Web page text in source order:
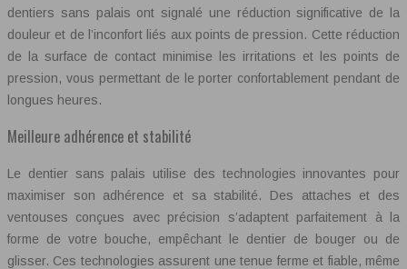
dentiers sans palais ont signalé une réduction significative de la
douleur et de l’inconfort liés aux points de pression. Cette réduction
de la surface de contact minimise les irritations et les points de
pression, vous permettant de le porter confortablement pendant de
longues heures.
Meilleure adhérence et stabilité
Le dentier sans palais utilise des technologies innovantes pour
maximiser son adhérence et sa stabilité. Des attaches et des
ventouses conçues avec précision s’adaptent parfaitement à la
forme de votre bouche, empêchant le dentier de bouger ou de
glisser. Ces technologies assurent une tenue ferme et fiable, même